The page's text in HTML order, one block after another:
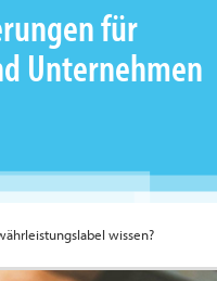
für
Unternehmen
wissen?